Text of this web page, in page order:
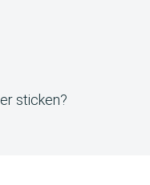
sticken?